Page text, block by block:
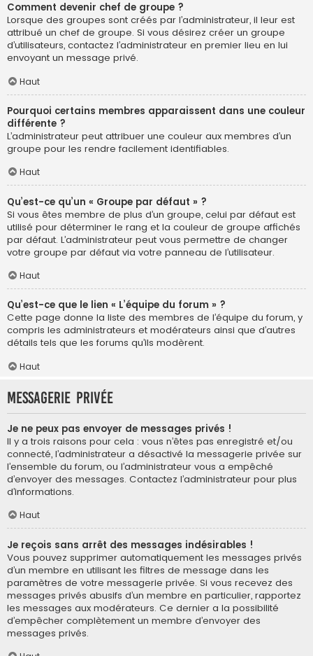
Comment devenir chef de groupe ?
Lorsque des groupes sont créés par l’administrateur, il leur est
attribué un chef de groupe. Si vous désirez créer un groupe
d’utilisateurs, contactez l’administrateur en premier lieu en lui
envoyant un message privé.
Haut
Pourquoi certains membres apparaissent dans une couleur
différente ?
L’administrateur peut attribuer une couleur aux membres d’un
groupe pour les rendre facilement identifiables.
Haut
Qu’est-ce qu’un « Groupe par défaut » ?
Si vous êtes membre de plus d’un groupe, celui par défaut est
utilisé pour déterminer le rang et la couleur de groupe affichés
par défaut. L’administrateur peut vous permettre de changer
votre groupe par défaut via votre panneau de l’utilisateur.
Haut
Qu’est-ce que le lien « L’équipe du forum » ?
Cette page donne la liste des membres de l’équipe du forum, y
compris les administrateurs et modérateurs ainsi que d’autres
détails tels que les forums qu’ils modèrent.
Haut
Messagerie privée
Je ne peux pas envoyer de messages privés !
Il y a trois raisons pour cela : vous n’êtes pas enregistré et/ou
connecté, l’administrateur a désactivé la messagerie privée sur
l’ensemble du forum, ou l’administrateur vous a empêché
d’envoyer des messages. Contactez l’administrateur pour plus
d’informations.
Haut
Je reçois sans arrêt des messages indésirables !
Vous pouvez supprimer automatiquement les messages privés
d’un membre en utilisant les filtres de message dans les
paramètres de votre messagerie privée. Si vous recevez des
messages privés abusifs d’un membre en particulier, rapportez
les messages aux modérateurs. Ce dernier a la possibilité
d’empêcher complètement un membre d’envoyer des
messages privés.